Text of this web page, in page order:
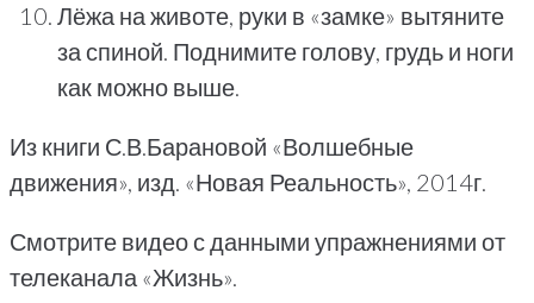
Лёжа на животе, руки в «замке» вытяните
за спиной. Поднимите голову, грудь и ноги
как можно выше.
Из книги С.В.Барановой «Волшебные
движения», изд. «Новая Реальность», 2014г.
Смотрите видео с данными упражнениями от
телеканала «Жизнь».